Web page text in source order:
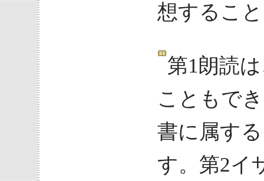
想するこ
第1朗読
こともで
書に属す
す。第2イ